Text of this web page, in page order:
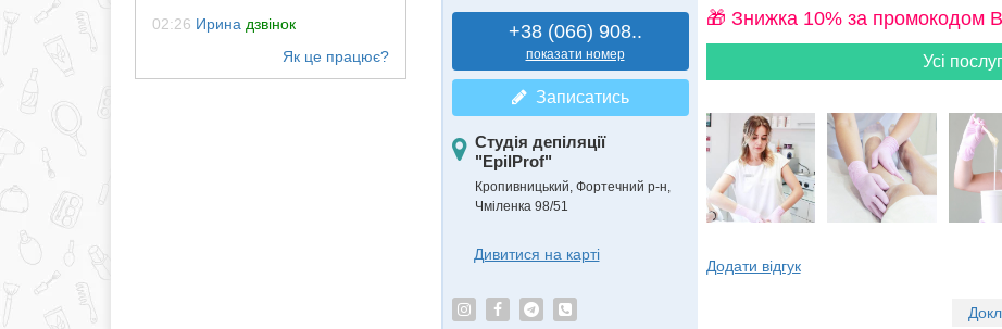
02:26 Ирина дзвінок +38 (066) 908..
показати номер
Записатись
Студія депіляції
"EpilProf"
Кропивницький, Фортечний р-н,
Чміленка 98/51
Дивитися на карті
🎁 Знижка 10% за промокодом
Усі
Додати відгук